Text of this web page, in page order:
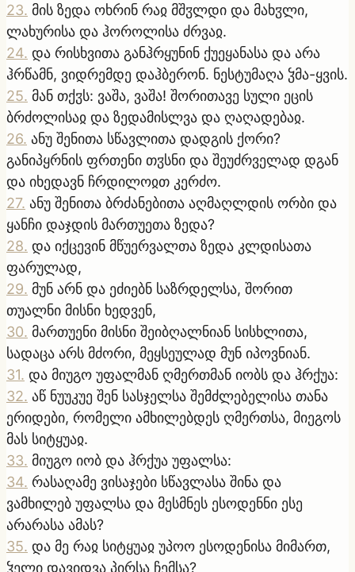
23. მის ზედა ოხრინ რაჲ მშჳლდი და მახჳლი,
ლახურისა და ჰოროლისა ძრვაჲ.
24. და რისხვითა განჰრყუნინ ქუეყანასა და არა
ჰრწამნ, ვიდრემდე დაჰბერონ. ნესტუმაღა ჴმა-ყვის.
25. მან თქჳს: ვაშა, ვაშა! შორითავე სული ეცის
ბრძოლისაჲ და ზედამისლვა და ღაღადებაჲ.
26. ანუ შენითა სწავლითა დადგის ქორი?
განიპყრნის ფრთენი თჳსნი და შეუძრველად დგან
და იხედავნ ჩრდილოჲთ კერძო.
27. ანუ შენითა ბრძანებითა აღმაღლდის ორბი და
ყანჩი დაჯდის მართუეთა ზედა?
28. და იქცევინ მწუერვალთა ზედა კლდისათა
ფარულად,
29. მუნ არნ და ეძიებნ საზრდელსა, შორით
თუალნი მისნი ხედვენ,
30. მართუენი მისნი შეიბღალნიან სისხლითა,
სადაცა არს მძორი, მეყსეულად მუნ იპოვნიან.
31. და მიუგო უფალმან ღმერთმან იობს და ჰრქუა:
32. აწ ნუუკუე შენ სასჯელსა შემძლებელისა თანა
ერიდები, რომელი ამხილებდეს ღმერთსა, მიეგოს
მას სიტყუაჲ.
33. მიუგო იობ და ჰრქუა უფალსა:
34. რასაღამე ვისაჯები სწავლასა შინა და
ვამხილებ უფალსა და მესმნეს ესოდენნი ესე
არარასა ამას?
35. და მე რაჲ სიტყუაჲ უპოო ესოდენისა მიმართ,
ჴელი დავიდვა პირსა ჩემსა?